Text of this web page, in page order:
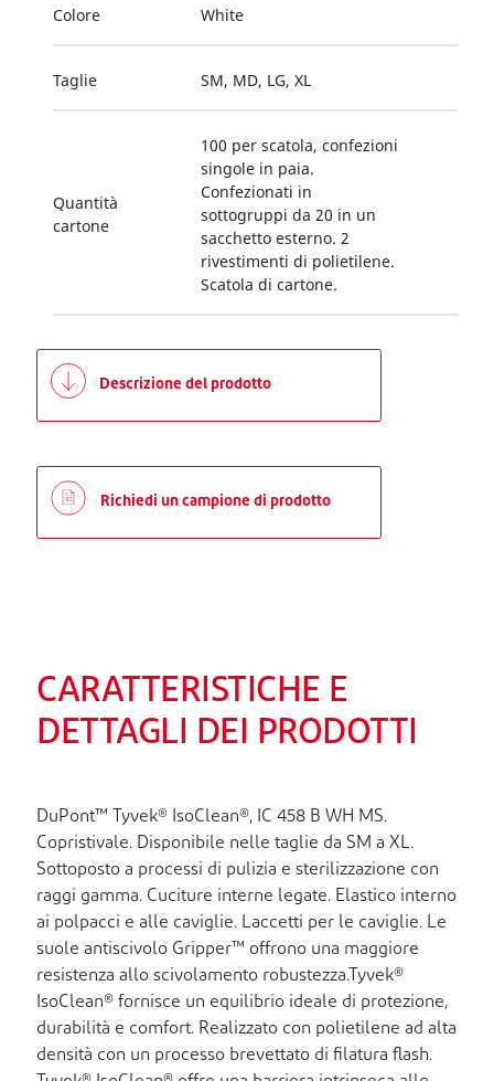
Colore White
Taglie SM, MD, LG, XL
Quantità
cartone
100 per scatola, confezioni
singole in paia.
Confezionati in
sottogruppi da 20 in un
sacchetto esterno. 2
rivestimenti di polietilene.
Scatola di cartone.
Descrizione del prodotto
Richiedi un campione di prodotto
CARATTERISTICHE E
DETTAGLI DEI PRODOTTI
DuPont™ Tyvek® IsoClean®, IC 458 B WH MS.
Copristivale. Disponibile nelle taglie da SM a XL.
Sottoposto a processi di pulizia e sterilizzazione con
raggi gamma. Cuciture interne legate. Elastico interno
ai polpacci e alle caviglie. Laccetti per le caviglie. Le
suole antiscivolo Gripper™ offrono una maggiore
resistenza allo scivolamento robustezza.Tyvek®
IsoClean® fornisce un equilibrio ideale di protezione,
durabilità e comfort. Realizzato con polietilene ad alta
densità con un processo brevettato di filatura flash.